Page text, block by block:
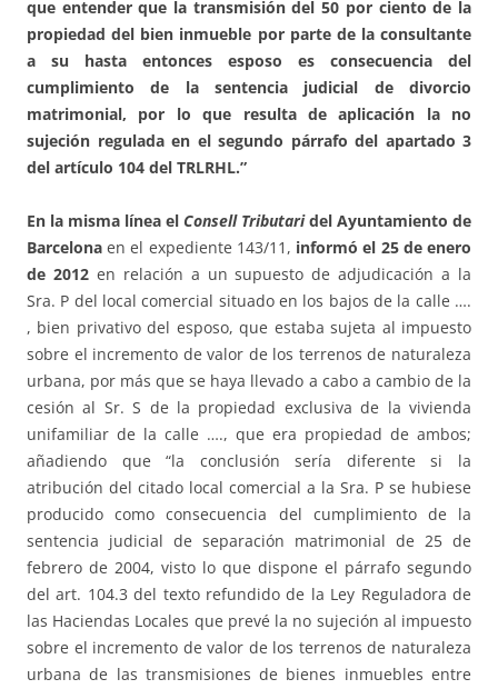
que entender que la transmisión del 50 por ciento de la
propiedad del bien inmueble por parte de la consultante
a su hasta entonces esposo es consecuencia del
cumplimiento de la sentencia judicial de divorcio
matrimonial, por lo que resulta de aplicación la no
sujeción regulada en el segundo párrafo del apartado 3
del artículo 104 del TRLRHL.”
En la misma línea el Consell Tributaridel Ayuntamiento de
Barcelona en el expediente 143/11, informó el 25 de enero
de 2012en relación a un supuesto de adjudicación a la
Sra. P del local comercial situado en los bajos de la calle ….
, bien privativo del esposo, que estaba sujeta al impuesto
sobre el incremento de valor de los terrenos de naturaleza
urbana, por más que se haya llevado a cabo a cambio de la
cesión al Sr. S de la propiedad exclusiva de la vivienda
unifamiliar de la calle …., que era propiedad de ambos;
añadiendo que “la conclusión sería diferente si la
atribución del citado local comercial a la Sra. P se hubiese
producido como consecuencia del cumplimiento de la
sentencia judicial de separación matrimonial de 25 de
febrero de 2004, visto lo que dispone el párrafo segundo
del art. 104.3 del texto refundido de la Ley Reguladora de
las Haciendas Locales que prevé la no sujeción al impuesto
sobre el incremento de valor de los terrenos de naturaleza
urbana de las transmisiones de bienes inmuebles entre